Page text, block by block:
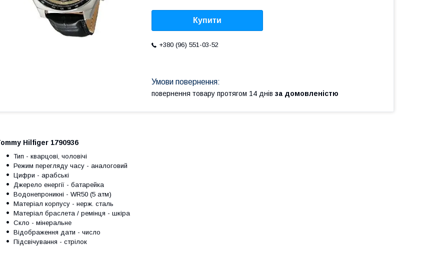
Купити
+380 (96) 551-03-52
повернення товару протягом 14 днів за домовленістю
Hilfiger 1790936
Тип - кварцові, чоловічі
Режим перегляду часу - аналоговий
Цифри - арабські
Джерело енергії - батарейка
Водонепроникні - WR50 (5 атм)
Матеріал корпусу - нерж. сталь
Матеріал браслета / ремінця - шкіра
Скло - мінеральне
Відображення дати - число
Підсвічування - стрілок